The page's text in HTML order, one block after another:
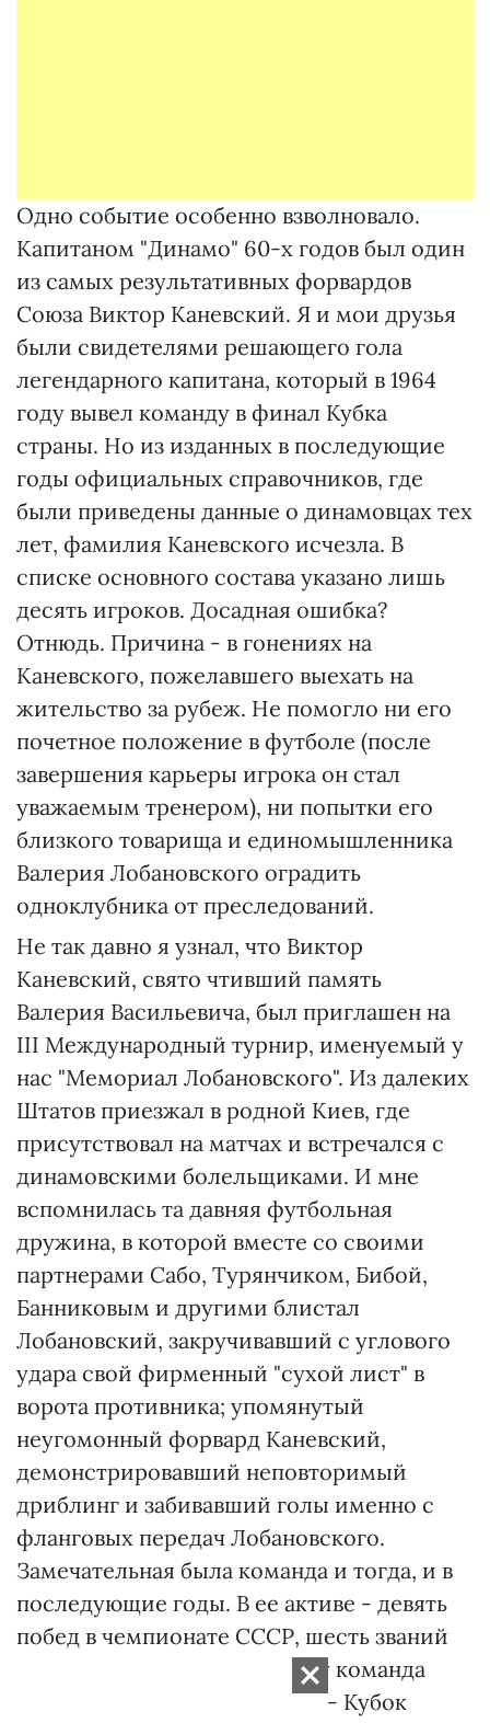
Одно событие особенно взволновало.
Капитаном "Динамо" 60-х годов был один
из самых результативных форвардов
Союза Виктор Каневский. Я и мои друзья
были свидетелями решающего гола
легендарного капитана, который в 1964
году вывел команду в финал Кубка
страны. Но из изданных в последующие
годы официальных справочников, где
были приведены данные о динамовцах тех
лет, фамилия Каневского исчезла. В
списке основного состава указано лишь
десять игроков. Досадная ошибка?
Отнюдь. Причина - в гонениях на
Каневского, пожелавшего выехать на
жительство за рубеж. Не помогло ни его
почетное положение в футболе (после
завершения карьеры игрока он стал
уважаемым тренером), ни попытки его
близкого товарища и единомышленника
Валерия Лобановского оградить
одноклубника от преследований.
Не так давно я узнал, что Виктор
Каневский, свято чтивший память
Валерия Васильевича, был приглашен на
ІІІ Международный турнир, именуемый у
нас "Мемориал Лобановского". Из далеких
Штатов приезжал в родной Киев, где
присутствовал на матчах и встречался с
динамовскими болельщиками. И мне
вспомнилась та давняя футбольная
дружина, в которой вместе со своими
партнерами Сабо, Турянчиком, Бибой,
Банниковым и другими блистал
Лобановский, закручивавший с углового
удара свой фирменный "сухой лист" в
ворота противника; упомянутый
неугомонный форвард Каневский,
демонстрировавший неповторимый
дриблинг и забивавший голы именно с
фланговых передач Лобановского.
Замечательная была команда и тогда, и в
последующие годы. В ее активе - девять
побед в чемпионате СССР, шесть званий
обладателя Кубка. В 1975 году команда
завоевала европейский приз - Кубок